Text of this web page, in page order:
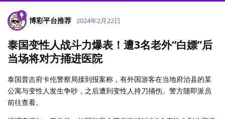
博彩平台推荐 2024年2月22日
泰国变性人战斗力爆表！遭3名老外“白嫖”后
当场将对方捅进医院
泰国普吉府卡伦警察局接到报案称，有外国游客在当地府治县的某
公寓与变性人发生争吵，之后遭到变性人持刀捅伤。警方随即派员
前往查看。